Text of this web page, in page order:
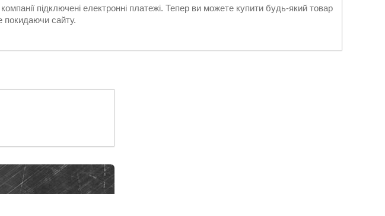
підключені електронні платежі. Тепер ви можете купити будь-який товар
покидаючи сайту.